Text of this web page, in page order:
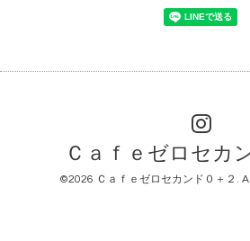
Ｃａｆｅゼロセカ
©2026 Ｃａｆｅゼロセカンド０＋２ .